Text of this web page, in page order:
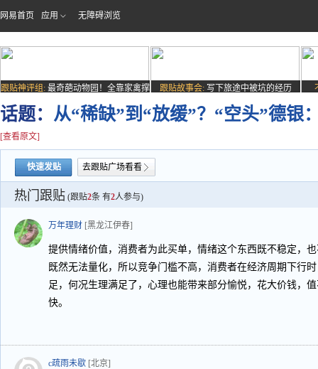
网易首页 应用 无障碍浏览
跟贴神评组: 最奇葩动物园！全靠家禽撑
场子
跟贴故事会: 写下旅途中被坑的经历
话题： 从“稀缺”到“放缓”？“空头”德银
[查看原文]
快速发贴 去跟贴广场看看
热门跟贴 (跟贴2条 有2人参与)
万年理财 [黑龙江伊春]
提供情绪价值，消费者为此买单，情绪这个东西既不稳定，
既然无法量化，所以竞争门槛不高，消费者在经济周期下行
足，何况生理满足了，心理也能带来部分愉悦，花大价钱，
快。
c疏雨未歇 [北京]